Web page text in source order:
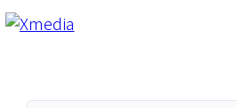
内